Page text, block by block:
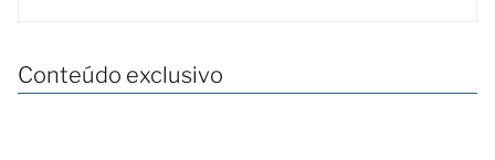
Conteúdo exclusivo